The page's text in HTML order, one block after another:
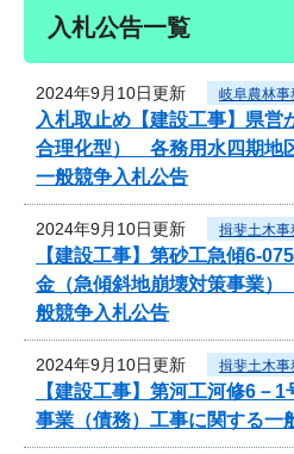
入札公告一覧
2024年9月10日更新 岐阜農林事
入札取止め【建設工事】県営
合理化型） 各務用水四期地
一般競争入札公告
2024年9月10日更新 揖斐土木事
【建設工事】第砂工急傾6-
金（急傾斜地崩壊対策事業）
般競争入札公告
2024年9月10日更新 揖斐土木事
【建設工事】第河工河修6
事業（債務）工事に関する一